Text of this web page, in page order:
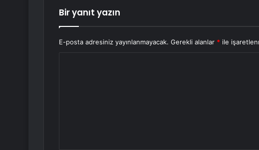
Bir yanıt yazın
E-posta adresiniz yayınlanmayacak. Gerekli alanlar * ile